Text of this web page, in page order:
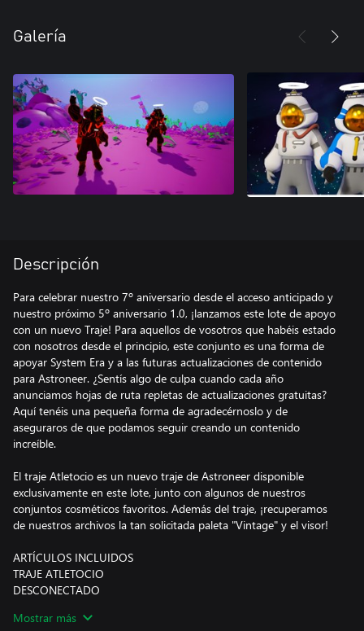
Galería
Descripción
Para celebrar nuestro 7º aniversario desde el acceso anticipado y
nuestro próximo 5º aniversario 1.0, ¡lanzamos este lote de apoyo
con un nuevo Traje! Para aquellos de vosotros que habéis estado
con nosotros desde el principio, este conjunto es una forma de
apoyar System Era y a las futuras actualizaciones de contenido
para Astroneer. ¿Sentís algo de culpa cuando cada año
anunciamos hojas de ruta repletas de actualizaciones gratuitas?
Aquí tenéis una pequeña forma de agradecérnoslo y de
aseguraros de que podamos seguir creando un contenido
increíble.
El traje Atletocio es un nuevo traje de Astroneer disponible
exclusivamente en este lote, junto con algunos de nuestros
conjuntos cosméticos favoritos. Además del traje, ¡recuperamos
de nuestros archivos la tan solicitada paleta "Vintage" y el visor!
ARTÍCULOS INCLUIDOS
TRAJE ATLETOCIO
DESCONECTADO
ROJO VINTAGE
Mostrar más